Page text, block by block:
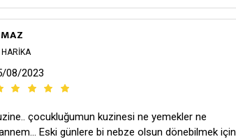
HARİKA
08/2023
çocukluğumun kuzinesi ne yemekler ne
Eski günlere bi nebze olsun dönebilmek için